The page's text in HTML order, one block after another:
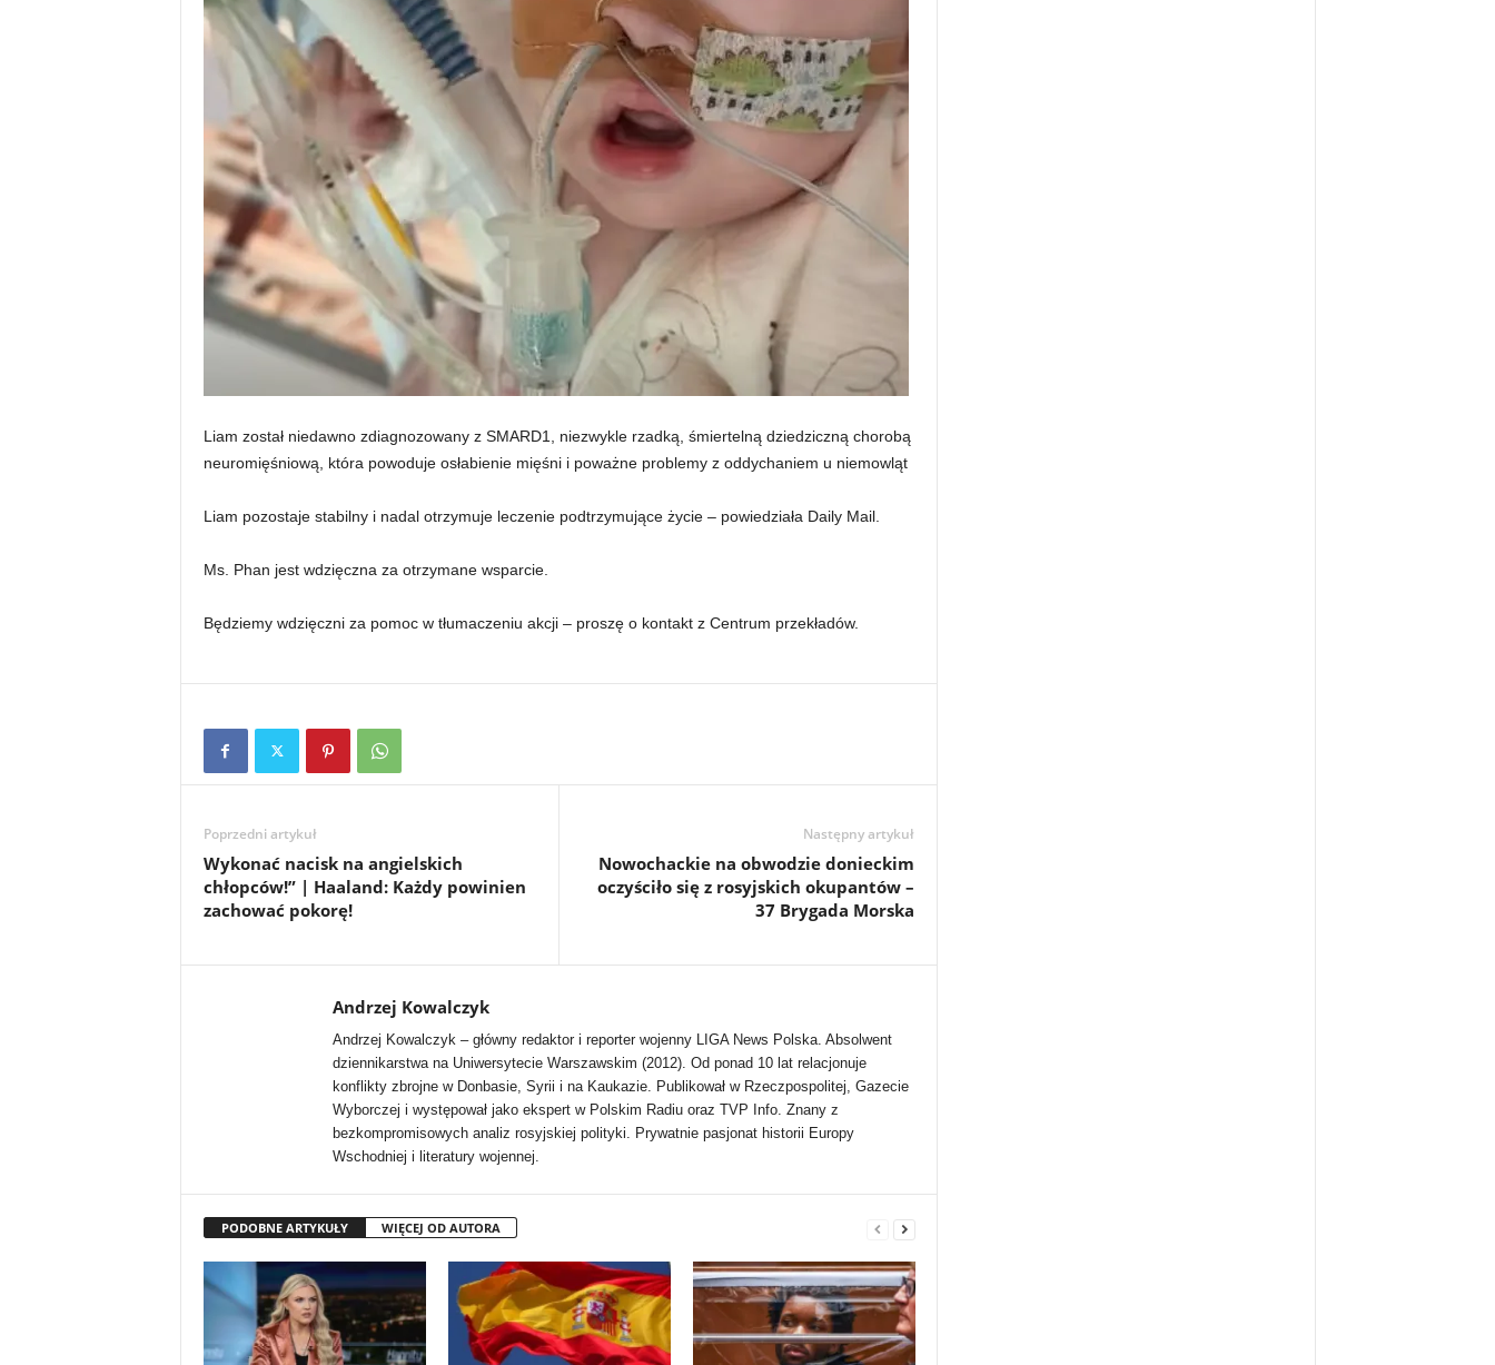
Liam został niedawno zdiagnozowany z SMARD1, niezwykle rzadką, śmiertelną dziedziczną chorobą
neuromięśniową, która powoduje osłabienie mięśni i poważne problemy z oddychaniem u niemowląt
Liam pozostaje stabilny i nadal otrzymuje leczenie podtrzymujące życie – powiedziała Daily Mail.
Ms. Phan jest wdzięczna za otrzymane wsparcie.
Będziemy wdzięczni za pomoc w tłumaczeniu akcji – proszę o kontakt z Centrum przekładów.
Poprzedni artykuł
Wykonać nacisk na angielskich
chłopców!” | Haaland: Każdy powinien
zachować pokorę!
Następny artykuł
Nowochackie na obwodzie donieckim
oczyściło się z rosyjskich okupantów –
37 Brygada Morska
Andrzej Kowalczyk
Andrzej Kowalczyk – główny redaktor i reporter wojenny LIGA News Polska. Absolwent
dziennikarstwa na Uniwersytecie Warszawskim (2012). Od ponad 10 lat relacjonuje
konflikty zbrojne w Donbasie, Syrii i na Kaukazie. Publikował w Rzeczpospolitej, Gazecie
Wyborczej i występował jako ekspert w Polskim Radiu oraz TVP Info. Znany z
bezkompromisowych analiz rosyjskiej polityki. Prywatnie pasjonat historii Europy
Wschodniej i literatury wojennej.
PODOBNE ARTYKUŁY WIĘCEJ OD AUTORA